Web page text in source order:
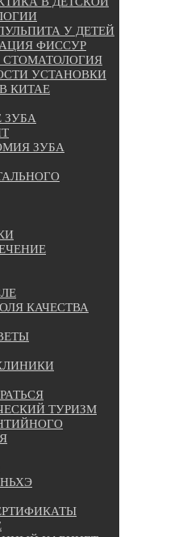
У ДЕТЕЙ
ФИССУР
СТОМАТОЛОГИЯ
УСТАНОВКИ
КИТАЕ
ЗУБА
ЗУБА
КАЧЕСТВА
ТУРИЗМ